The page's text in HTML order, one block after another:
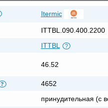
Itermic
ITTBL.090.400.2200
ITTBL ?
46.52
?
4652
принудительная (с